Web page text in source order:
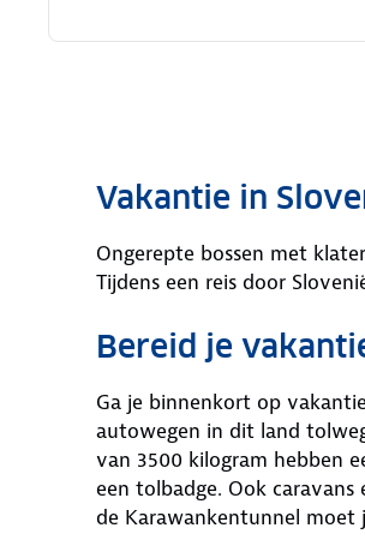
Vakantie in
Ongerepte bossen met
Tijdens een reis door
Bereid je
Ga je binnenkort op
autowegen in dit land
van 3500 kilogram hebben
een tolbadge. Ook
de Karawankentunnel moet